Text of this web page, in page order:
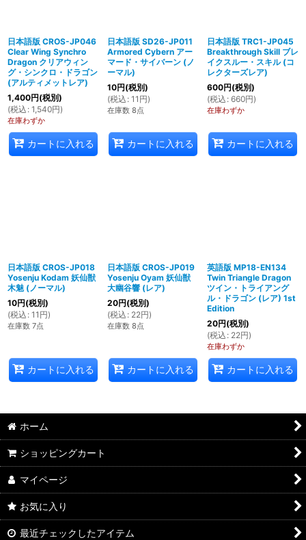
日本語版 CROS-JP046
Clear Wing Synchro
Dragon クリアウィン
グ・シンクロ・ドラゴン
(アルティメットレア)
1,400円(税別)
(税込 : 1,540円)
在庫わずか
カートに入れる
日本語版 SD26-JP011
Armored Cybern アー
マード・サイバーン (ノ
ーマル)
10円(税別)
(税込 : 11 円)
在庫数 8点
カートに入れる
日本語版 TRC1-JP045
Breakthrough Skill ブレ
イクスルー・スキル (コ
レクターズレア)
600円(税別)
(税込 : 660円)
在庫わずか
カートに入れる
日本語版 CROS-JP018
Yosenju Kodam 妖仙獣
木魅 (ノーマル)
10円(税別)
(税込 : 11 円)
在庫数 7点
カートに入れる
日本語版 CROS-JP019
Yosenju Oyam 妖仙獣
大幽谷響 (レア)
20円(税別)
(税込 : 22円)
在庫数 8点
カートに入れる
英語版 MP18-EN134
Twin Triangle Dragon
ツイン・トライアング
ル・ドラゴン (レア) 1st
Edition
20円(税別)
(税込 : 22円)
在庫わずか
カートに入れる
ホーム
ショッピングカート
マイページ
お気に入り
最近チェックしたアイテム